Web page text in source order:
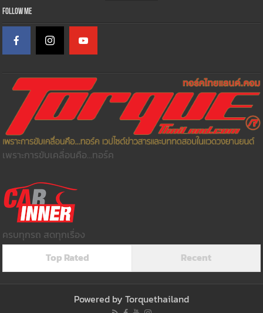
Follow Me
เพราะการขับเคลื่อนคือ...ทอร์ค
ครบทุกรถ สดทุกเรื่อง
Top Rated
Recent
Powered by Torquethailand